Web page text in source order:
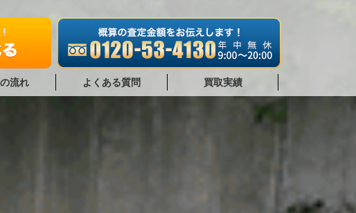
流れ よくある質問 買取実績